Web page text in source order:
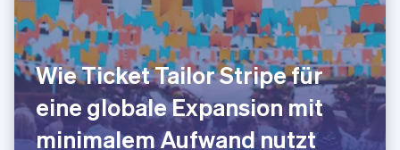
Wie Ticket Tailor Stripe für
eine globale Expansion mit
minimalem Aufwand nutzt
Lettland
English
Liechtenstein
DeutschEnglish
Litauen
English
Luxemburg
FrançaisDeutschEnglish